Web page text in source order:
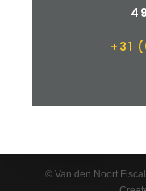
+31
© Van den Noort